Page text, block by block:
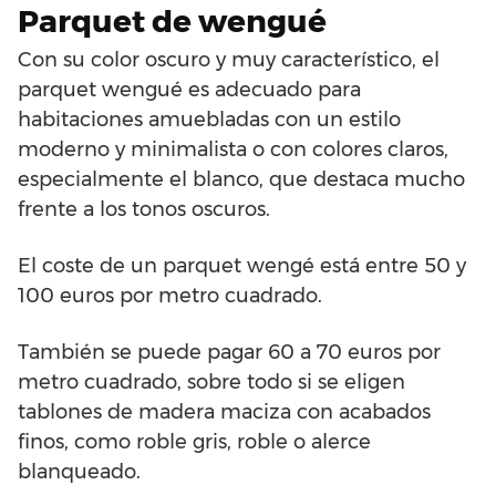
Parquet de wengué
Con su color oscuro y muy característico, el
parquet wengué es adecuado para
habitaciones amuebladas con un estilo
moderno y minimalista o con colores claros,
especialmente el blanco, que destaca mucho
frente a los tonos oscuros.
El coste de un parquet wengé está entre 50 y
100 euros por metro cuadrado.
También se puede pagar 60 a 70 euros por
metro cuadrado, sobre todo si se eligen
tablones de madera maciza con acabados
finos, como roble gris, roble o alerce
blanqueado.